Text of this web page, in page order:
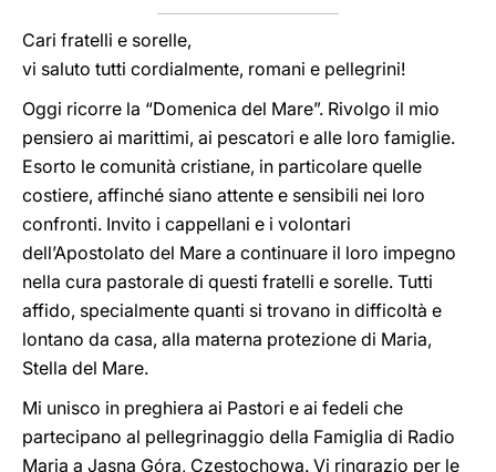
Cari fratelli e sorelle,
vi saluto tutti cordialmente, romani e pellegrini!
Oggi ricorre la “Domenica del Mare”. Rivolgo il mio
pensiero ai marittimi, ai pescatori e alle loro famiglie.
Esorto le comunità cristiane, in particolare quelle
costiere, affinché siano attente e sensibili nei loro
confronti. Invito i cappellani e i volontari
dell’Apostolato del Mare a continuare il loro impegno
nella cura pastorale di questi fratelli e sorelle. Tutti
affido, specialmente quanti si trovano in difficoltà e
lontano da casa, alla materna protezione di Maria,
Stella del Mare.
Mi unisco in preghiera ai Pastori e ai fedeli che
partecipano al pellegrinaggio della Famiglia di Radio
Maria a Jasna Góra, Czestochowa. Vi ringrazio per le